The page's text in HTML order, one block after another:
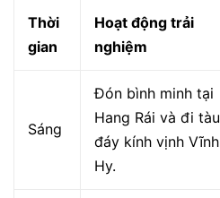
Thời
gian
Hoạt động trải
nghiệm
Sáng
Đón bình minh tại
Hang Rái và đi tàu
đáy kính vịnh Vĩnh
Hy.